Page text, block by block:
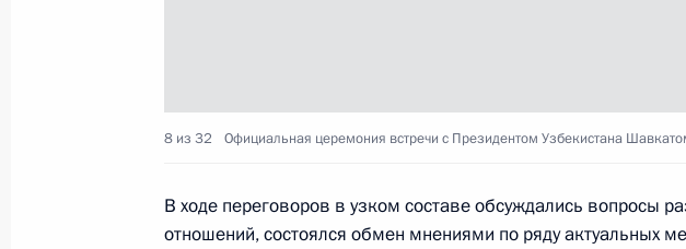
21 мая 2018 года, 13:10
Телефонный разговор с Президентом Узбекистана
Мирзиёевым
8 из 32 Официальная церемония встречи с Президентом Узбекистана
В ходе переговоров в узком составе обсуждались вопросы
отношений, состоялся обмен мнениями по ряду актуальных